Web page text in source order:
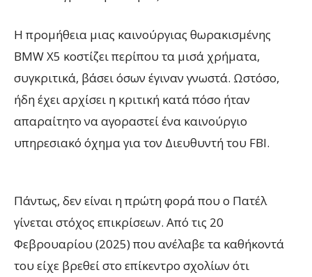
Η προμήθεια μιας καινούργιας θωρακισμένης
BMW X5 κοστίζει περίπου τα μισά χρήματα,
συγκριτικά, βάσει όσων έγιναν γνωστά. Ωστόσο,
ήδη έχει αρχίσει η κριτική κατά πόσο ήταν
απαραίτητο να αγοραστεί ένα καινούργιο
υπηρεσιακό όχημα για τον Διευθυντή του FBI.
Πάντως, δεν είναι η πρώτη φορά που ο Πατέλ
γίνεται στόχος επικρίσεων. Από τις 20
Φεβρουαρίου (2025) που ανέλαβε τα καθήκοντά
του είχε βρεθεί στο επίκεντρο σχολίων ότι